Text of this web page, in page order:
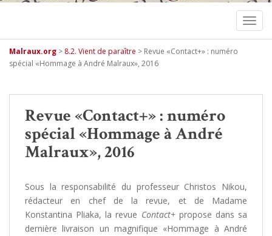
Malraux.org > 8.2. Vient de paraître > Revue «Contact+» : numéro
spécial «Hommage à André Malraux», 2016
Revue «Contact+» : numéro
spécial «Hommage à André
Malraux», 2016
Sous la responsabilité du professeur Christos Nikou,
rédacteur en chef de la revue, et de Madame
Konstantina Pliaka, la revue Contact+propose dans sa
dernière livraison un magnifique «Hommage à André